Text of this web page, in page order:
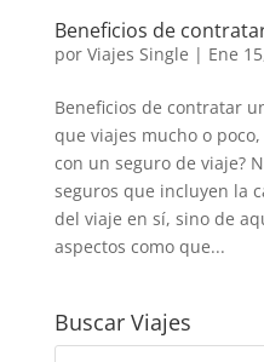
Beneficios de
por Viajes Single | Ene
Beneficios de contratar
que viajes mucho o
con un seguro de viaje?
seguros que incluyen la
del viaje en sí, sino de
aspectos como que...
Buscar Viajes